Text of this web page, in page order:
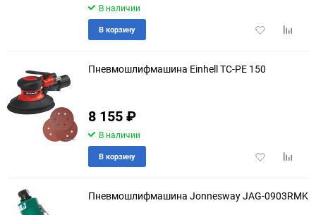
В наличии
Добавить
В корзину
еще 1 фото
Пневмошлифмашина Einhell TC-PE 150
8 155₽
В наличии
Добавить
В корзину
Пневмошлифмашина Jonnesway JAG-0903RMK